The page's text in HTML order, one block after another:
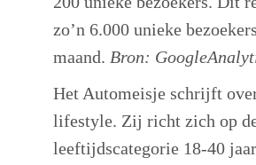
zo’n 6.000 unieke
maand. Bron:
Het Automeisje schrijft
lifestyle. Zij richt zich op
leeftijdscategorie 18-40